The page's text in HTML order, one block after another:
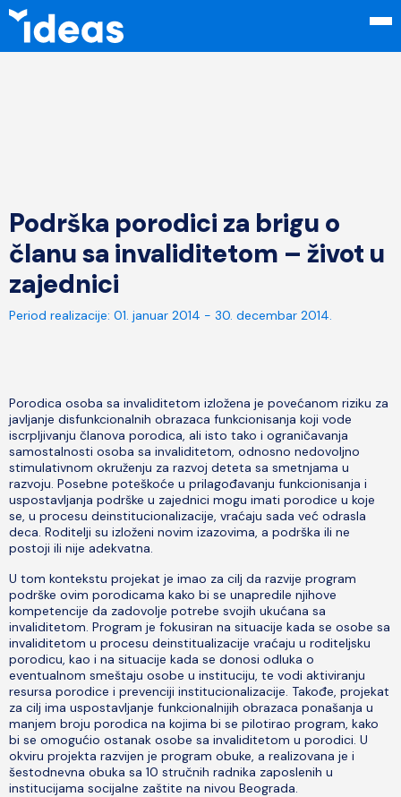
Podrška porodici za brigu o
članu sa invaliditetom – život u
zajednici
Period realizacije: 01. januar 2014 - 30. decembar 2014.
Porodica osoba sa invaliditetom izložena je povećanom riziku za
javljanje disfunkcionalnih obrazaca funkcionisanja koji vode
iscrpljivanju članova porodica, ali isto tako i ograničavanja
samostalnosti osoba sa invaliditetom, odnosno nedovoljno
stimulativnom okruženju za razvoj deteta sa smetnjama u
razvoju. Posebne poteškoće u prilagođavanju funkcionisanja i
uspostavljanja podrške u zajednici mogu imati porodice u koje
se, u procesu deinstitucionalizacije, vraćaju sada već odrasla
deca. Roditelji su izloženi novim izazovima, a podrška ili ne
postoji ili nije adekvatna.
U tom kontekstu projekat je imao za cilj da razvije program
podrške ovim porodicama kako bi se unapredile njihove
kompetencije da zadovolje potrebe svojih ukućana sa
invaliditetom. Program je fokusiran na situacije kada se osobe sa
invaliditetom u procesu deinstitualizacije vraćaju u roditeljsku
porodicu, kao i na situacije kada se donosi odluka o
eventualnom smeštaju osobe u instituciju, te vodi aktiviranju
resursa porodice i prevenciji institucionalizacije. Takođe, projekat
za cilj ima uspostavljanje funkcionalnijih obrazaca ponašanja u
manjem broju porodica na kojima bi se pilotirao program, kako
bi se omogućio ostanak osobe sa invaliditetom u porodici. U
okviru projekta razvijen je program obuke, a realizovana je i
šestodnevna obuka sa 10 stručnih radnika zaposlenih u
institucijama socijalne zaštite na nivou Beograda.